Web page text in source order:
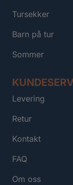
Tursekker
Barn på tur
Sommer
Levering
Retur
Kontakt
FAQ
Om oss